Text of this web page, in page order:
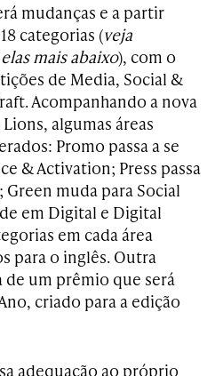
mudanças e a partir
categorias (veja
mais abaixo), com o
de Media, Social &
Acompanhando a nova
algumas áreas
Promo passa a se
& Activation; Press passa
muda para Social
em Digital e Digital
em cada área
para o inglês. Outra
um prêmio que será
criado para a edição
adequação ao próprio